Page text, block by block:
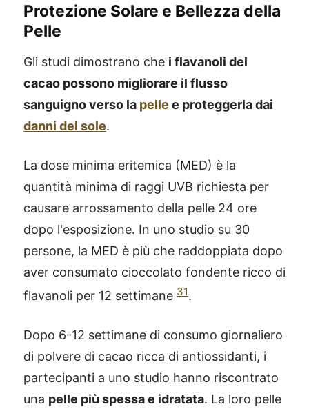
Protezione Solare e Bellezza della
Pelle
Gli studi dimostrano che i flavanoli del
cacao possono migliorare il flusso
sanguigno verso la pelle e proteggerla dai
danni del sole.
La dose minima eritemica (MED) è la
quantità minima di raggi UVB richiesta per
causare arrossamento della pelle 24 ore
dopo l'esposizione. In uno studio su 30
persone, la MED è più che raddoppiata dopo
aver consumato cioccolato fondente ricco di
flavanoli per 12 settimane 31.
Dopo 6-12 settimane di consumo giornaliero
di polvere di cacao ricca di antiossidanti, i
partecipanti a uno studio hanno riscontrato
una pelle più spessa e idratata. La loro pelle